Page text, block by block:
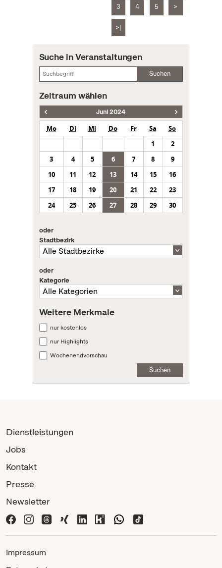
3 4 5 >
>|
Suche in Veranstaltungen
Suchen
Zeitraum wählen
Juni 2024
Mo Di Mi Do Fr Sa
So
1
2
3
4 5 6 7 8
9
10
11 12 13 14 15
16
17
18 19 20 21 22
23
24
25 26 27 28 29 30
oder
Stadtbezirk
oder
Kategorie
Weitere Merkmale
nur kostenlos
nur Highlights
Wochenendvorschau
Suchen
Dienstleistungen
Jobs
Kontakt
Presse
Newsletter
Impressum